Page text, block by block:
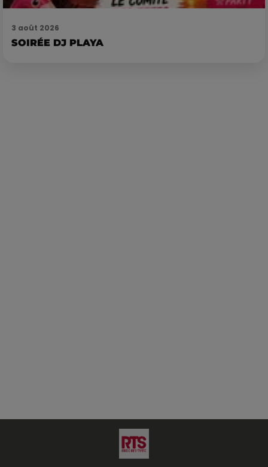
3 août 2026
SOIRÉE DJ PLAYA